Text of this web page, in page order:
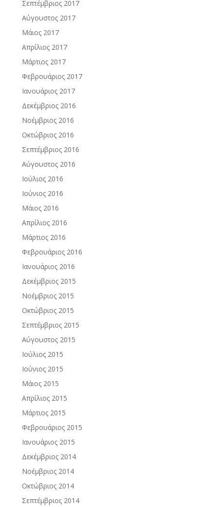
Σεπτέμβριος 2017
Αύγουστος 2017
Μάιος 2017
Απρίλιος 2017
Μάρτιος 2017
Φεβρουάριος 2017
Ιανουάριος 2017
Δεκέμβριος 2016
Νοέμβριος 2016
Οκτώβριος 2016
Σεπτέμβριος 2016
Αύγουστος 2016
Ιούλιος 2016
Ιούνιος 2016
Μάιος 2016
Απρίλιος 2016
Μάρτιος 2016
Φεβρουάριος 2016
Ιανουάριος 2016
Δεκέμβριος 2015
Νοέμβριος 2015
Οκτώβριος 2015
Σεπτέμβριος 2015
Αύγουστος 2015
Ιούλιος 2015
Ιούνιος 2015
Μάιος 2015
Απρίλιος 2015
Μάρτιος 2015
Φεβρουάριος 2015
Ιανουάριος 2015
Δεκέμβριος 2014
Νοέμβριος 2014
Οκτώβριος 2014
Σεπτέμβριος 2014